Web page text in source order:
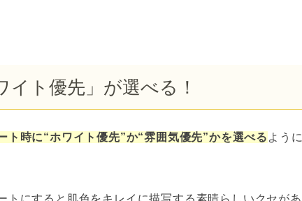
ト優先」が選べる！
ト時に“ホワイト優先”か“雰囲気優先”かを選べる ように
トにすると肌色をキレイに描写する素晴らしいクセがあ